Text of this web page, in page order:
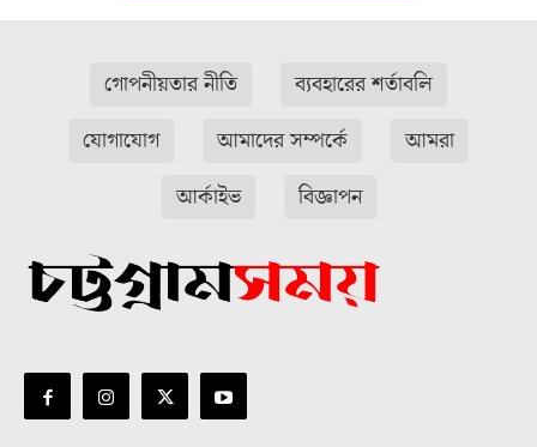
গোপনীয়তার নীতি
ব্যবহারের শর্তাবলি
যোগাযোগ
আমাদের সম্পর্কে
আমরা
আর্কাইভ
বিজ্ঞাপন